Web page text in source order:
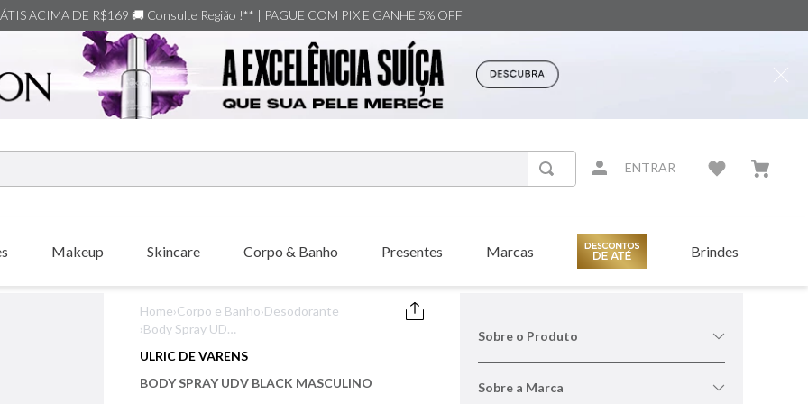
ACIMA DE R$169 🚚 Consulte Região !** | PAGUE COM PIX E GANHE 5% OFF
ENTRAR
Makeup Skincare Corpo & Banho Presentes Marcas Brindes
Home›Corpo e Banho›Desodorante
›Body Spray UDV
ULRIC DE VARENS
BODY SPRAY UDV BLACK MASCULINO
Sobre o Produto
Sobre a Marca